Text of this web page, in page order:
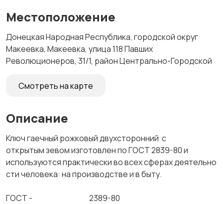
Местоположение
Донецкая Народная Республика, городской округ
Макеевка, Макеевка, улица 118 Павших
Революционеров, 31/1, район Центрально-Городской
Смотреть на карте
Описание
Ключ гаечный рожковый двухсторонний с
открытым зевом изготовлен по ГОСТ 2839-80 и
используются практически во всех сферах деятельно
сти человека: на производстве и в быту.
ГОСТ - 2389-80